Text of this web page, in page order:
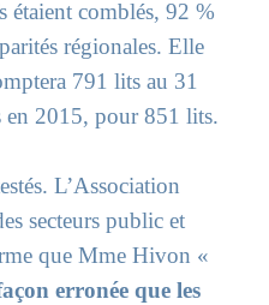
étaient comblés, 92 %
régionales. Elle
791 lits au 31
en 2015, pour 851 lits.
L’Association
secteurs public et
que Mme Hivon «
erronée que les